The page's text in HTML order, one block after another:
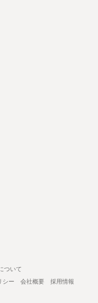
ついて
シー 会社概要
採用情報